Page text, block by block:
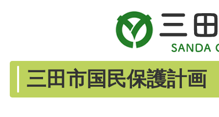
三田市国民保護計画